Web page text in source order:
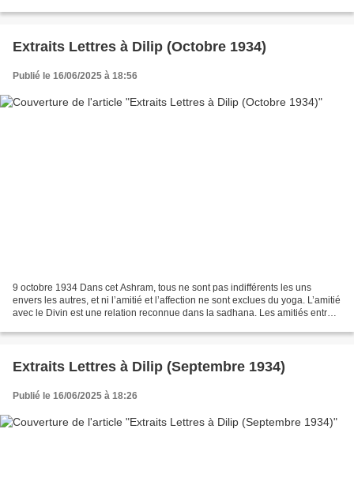
Extraits Lettres à Dilip (Octobre 1934)
Publié le 16/06/2025 à 18:56
9 octobre 1934 Dans cet Ashram, tous ne sont pas indifférents les uns
envers les autres, et ni l’amitié et l’affection ne sont exclues du yoga. L’amitié
avec le Divin est une relation reconnue dans la sadhana. Les amitiés entre
Extraits Lettres à Dilip (Septembre 1934)
Publié le 16/06/2025 à 18:26